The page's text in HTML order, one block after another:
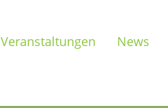
Veranstaltungen News